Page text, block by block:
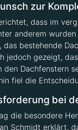
zur
dass im
anderem
bestehende
jedoch gezeigt,
den Dachfenstern
fiel die
bei
die besondere
Schmidt erklärt,